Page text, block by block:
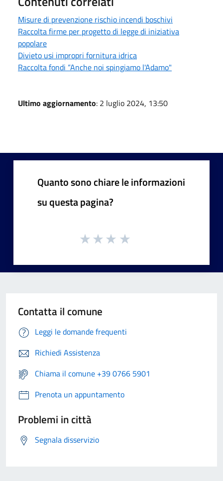
Misure di prevenzione rischio incendi boschivi
Raccolta firme per progetto di legge di iniziativa
popolare
Divieto usi impropri fornitura idrica
Raccolta fondi “Anche noi spingiamo l'Adamo"
Ultimo aggiornamento: 2 luglio 2024, 13:50
Quanto sono chiare le informazioni
su questa pagina?
Contatta il comune
Leggi le domande frequenti
Richiedi Assistenza
Chiama il comune +39 0766 5901
Prenota un appuntamento
Problemi in città
Segnala disservizio